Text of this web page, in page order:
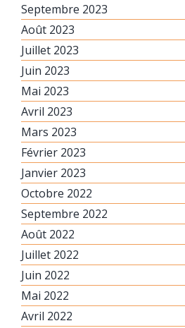
Septembre 2023
Août 2023
Juillet 2023
Juin 2023
Mai 2023
Avril 2023
Mars 2023
Février 2023
Janvier 2023
Octobre 2022
Septembre 2022
Août 2022
Juillet 2022
Juin 2022
Mai 2022
Avril 2022